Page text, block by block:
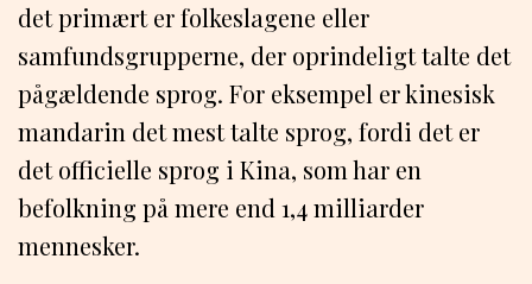
det primært er folkeslagene eller
samfundsgrupperne, der oprindeligt talte det
pågældende sprog. For eksempel er kinesisk
mandarin det mest talte sprog, fordi det er
det officielle sprog i Kina, som har en
befolkning på mere end 1,4 milliarder
mennesker.